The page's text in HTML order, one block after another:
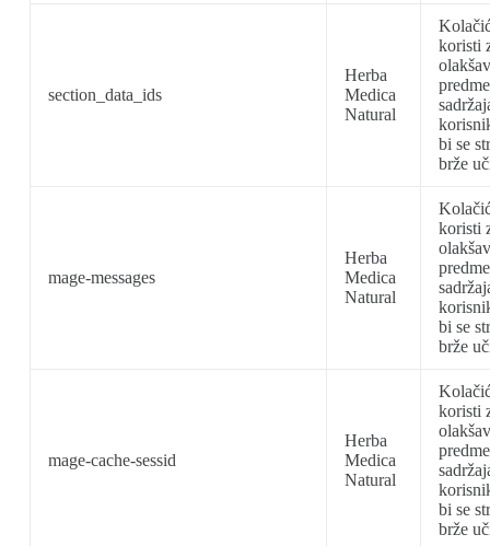
section_data_ids
Herba
Medica
Natural
koristi
bi se
brže
mage-messages
Herba
Medica
Natural
koristi
bi se
brže
mage-cache-sessid
Herba
Medica
Natural
koristi
bi se
brže